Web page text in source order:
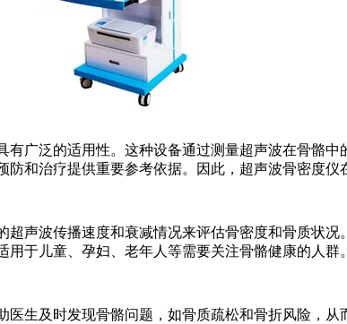
广泛的适用性。这种设备通过测量超声波在骨骼
和治疗提供重要参考依据。因此，超声波骨密度仪
声波传播速度和衰减情况来评估骨密度和骨质状
于儿童、孕妇、老年人等需要关注骨骼健康的人群
生及时发现骨骼问题，如骨质疏松和骨折风险，